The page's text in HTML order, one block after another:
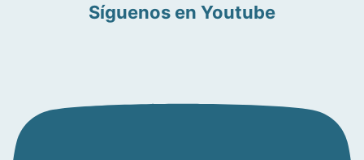
Síguenos en Youtube